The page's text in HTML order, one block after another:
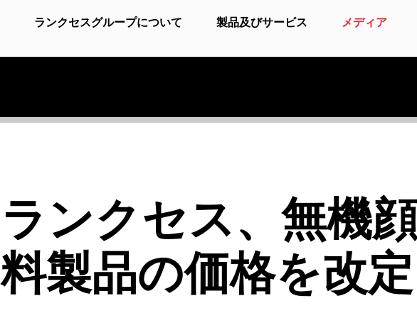
ランクセスグループについて 製品及びサービス メディア
ランクセス、無機顔
料製品の価格を改定